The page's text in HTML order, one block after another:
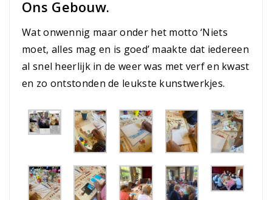
Ons Gebouw.
Wat onwennig maar onder het motto ‘Niets
moet, alles mag en is goed’ maakte dat iedereen
al snel heerlijk in de weer was met verf en kwast
en zo ontstonden de leukste kunstwerkjes.